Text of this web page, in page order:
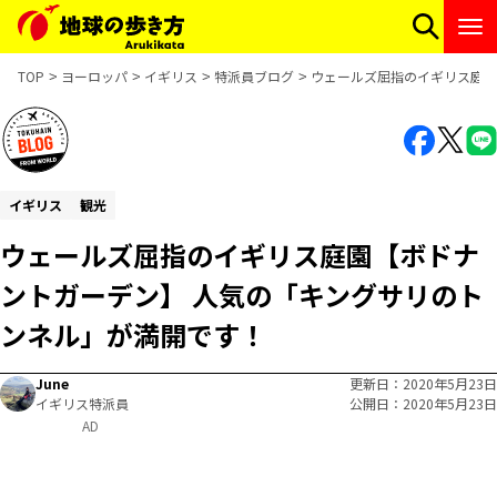
TOP ヨーロッパ イギリス 特派員ブログ ウェールズ屈指のイギリス庭
イギリス 観光
ウェールズ屈指のイギリス庭園【ボドナ
ントガーデン】 人気の「キングサリのト
ンネル」が満開です！
June
イギリス特派員
更新日
2020年5月23日
公開日
2020年5月23日
AD